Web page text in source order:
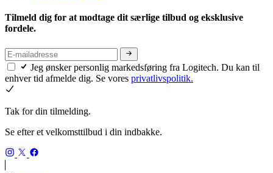
Tilmeld dig for at modtage dit særlige tilbud og eksklusive
fordele.
Jeg ønsker personlig markedsføring fra Logitech. Du kan til
enhver tid afmelde dig. Se vores privatlivspolitik.
Tak for din tilmelding.
Se efter et velkomsttilbud i din indbakke.